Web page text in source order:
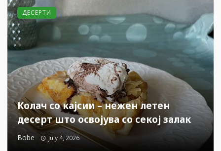
Колач со кајсии – нежен летен
десерт што освојува со секој залак
Bobe July 4, 2026
ДЕСЕРТИ